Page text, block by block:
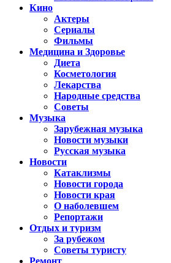
Кино
Актеры
Сериалы
Фильмы
Медицина и Здоровье
Диета
Косметология
Лекарства
Народные средства
Советы
Музыка
Зарубежная музыка
Новости музыки
Русская музыка
Новости
Катаклизмы
Новости города
Новости края
О наболевшем
Репортажи
Отдых и туризм
За рубежом
Советы туристу
Ремонт